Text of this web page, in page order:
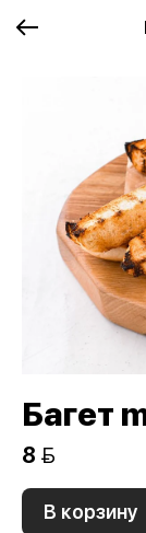
Багет
8 
В корзину